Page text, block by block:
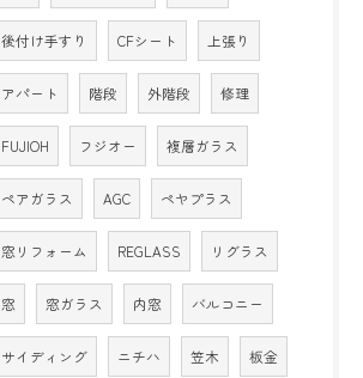
後付け手すり CFシート 上張り
アパート 階段 外階段 修理
FUJIOH フジオー 複層ガラス
ペアガラス AGC ペヤプラス
窓リフォーム REGLASS リグラス
窓 窓ガラス 内窓 バルコニー
サイディング ニチハ 笠木 板金